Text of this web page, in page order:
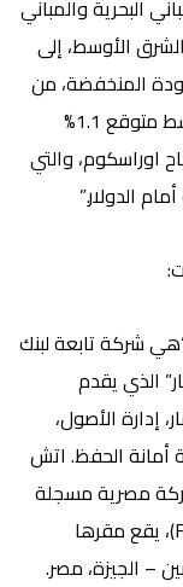
البحرية والمباني
الأوسط، إلى
المنخفضة، من
شأنها أن تحسن هامش صافي أرباحها بمتوسط متوقع 1.1%
اوراسكوم، والتي
الدولار.”
شركة تابعة لبنك
الذي يقدم
إدارة الأصول،
أمانة الحفظ. اتش
مصرية مسجلة
وعضو في هيئة الرقابة المالية المصرية (FRA)، يقع مقرها